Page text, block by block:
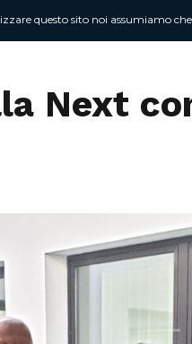
Chi sono
Next
questo sito noi assumiamo